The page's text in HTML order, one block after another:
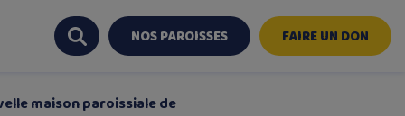
NOS PAROISSES FAIRE UN DON
maison paroissiale de